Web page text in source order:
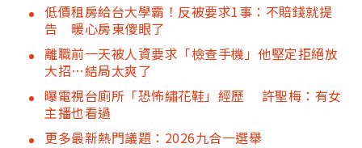
低價租房給台大學霸！反被要求1事：不賠錢就提
告 暖心房東傻眼了
離職前一天被人資要求「檢查手機」他堅定拒絕放
大招…結局太爽了
曝電視台廁所「恐怖繡花鞋」經歷 許聖梅：有女
主播也看過
更多最新熱門議題：2026九合一選舉